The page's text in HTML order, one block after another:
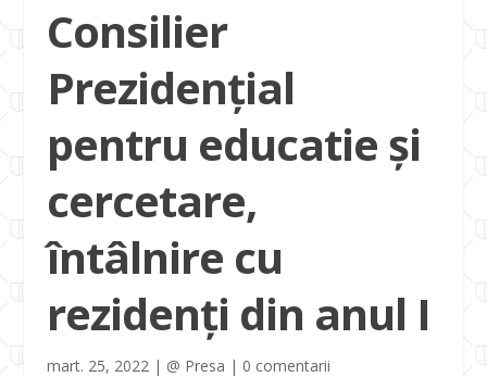
Consilier
Prezidențial
pentru educatie și
cercetare,
întâlnire cu
rezidenți din anul I
mart. 25, 2022| @ Presa | 0 comentarii